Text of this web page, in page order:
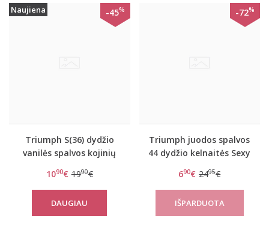
Naujiena -45%
Triumph S(36) dydžio
vanilės spalvos kojinių
Spotlight S
1090€ 1990€
DAUGIAU
-72%
Triumph juodos spalvos
44 dydžio kelnaitės Sexy
690€ 2495€